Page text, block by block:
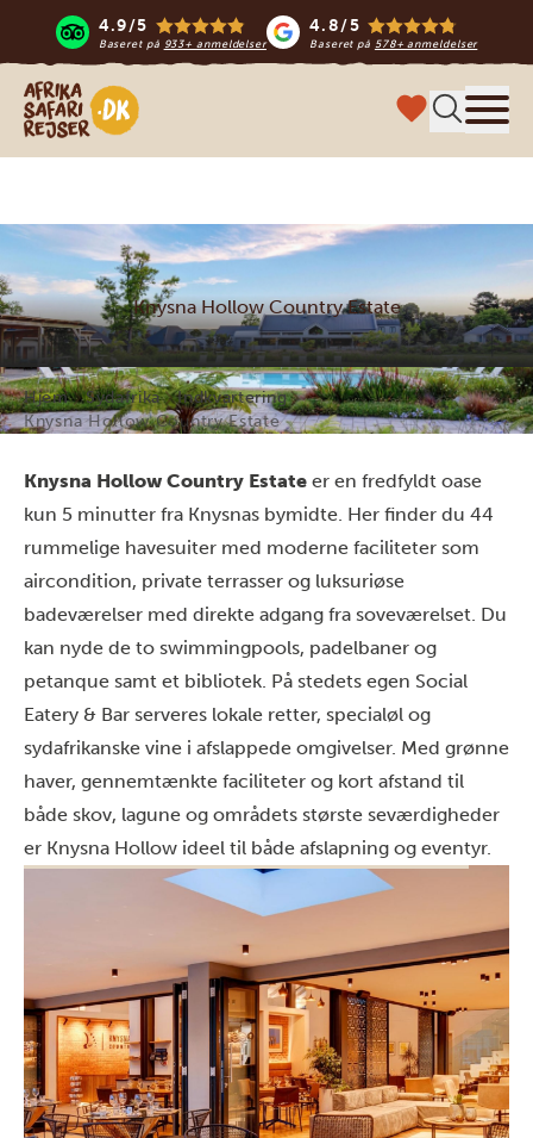
4.9/5
Baseret på 933+ anmeldelser
4.8/5
Baseret på 578+ anmeldelser
Safari-rejser i Afrika
Knysna Hollow Country Estate
Hjem Sydafrika
Indkvartering
Knysna Hollow Country Estate
Knysna Hollow Country Estate er en fredfyldt oase
kun 5 minutter fra Knysnas bymidte. Her finder du 44
rummelige havesuiter med moderne faciliteter som
aircondition, private terrasser og luksuriøse
badeværelser med direkte adgang fra soveværelset. Du
kan nyde de to swimmingpools, padelbaner og
petanque samt et bibliotek. På stedets egen Social
Eatery & Bar serveres lokale retter, specialøl og
sydafrikanske vine i afslappede omgivelser. Med grønne
haver, gennemtænkte faciliteter og kort afstand til
både skov, lagune og områdets største seværdigheder
er Knysna Hollow ideel til både afslapning og eventyr.